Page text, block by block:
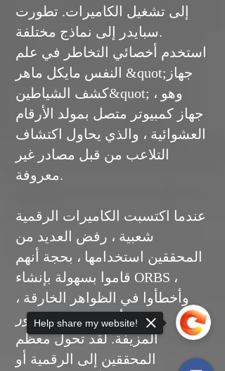
إلى تشغيل الكاميرات. تطورت
سبايدر إلى نماذج مختلفة.
استخدم أخصائي التخاطر في علم
النفس مايكل ماهر &quot;جهاز
كشف الشياطين&quot; ، وهو
جهاز كمبيوتر متصل بمولد الأرقام
العشوائية ، والذي يحاول اكتشاف
التلاعب من قبل مصادر غير
معروفة.
عندما اكتسبت الكاميرات الرقمية
شعبية ، رفض العديد من
المحققين استخدامها ، بحجة أنهم
قاموا بسهولة بإنشاء ORBS ،
وأخطأوا في الظواهر الخارقة ،
وكانوا أدوات سهلة للصور
المزيفة. لقد تحول معظم
المحققين إلى الرقمية أو
Help share my website!